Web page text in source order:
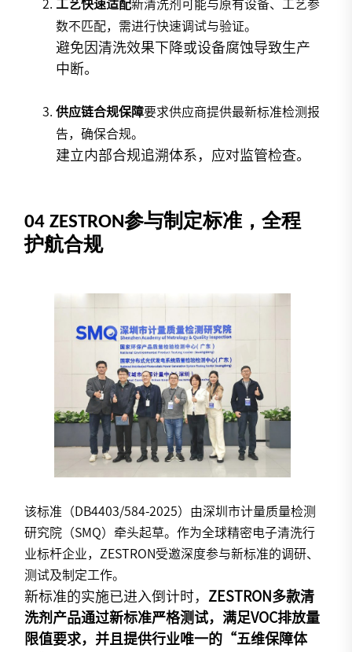
工艺快速适配新清洗剂可能与原有设备、工艺参
数不匹配，需进行快速调试与验证。
避免因清洗效果下降或设备腐蚀导致生产
中断。
供应链合规保障要求供应商提供最新标准检测报
告，确保合规。
建立内部合规追溯体系，应对监管检查。
04ZESTRON参与制定标准，全程
护航合规
该标准（DB4403/584-2025）由深圳市计量质量检测
研究院（SMQ）牵头起草。作为全球精密电子清洗行
业标杆企业，ZESTRON受邀深度参与新标准的调研、
测试及制定工作。
新标准的实施已进入倒计时， ZESTRON多款清
洗剂产品通过新标准严格测试，满足VOC排放量
限值要求，并且提供行业唯一的“五维保障体